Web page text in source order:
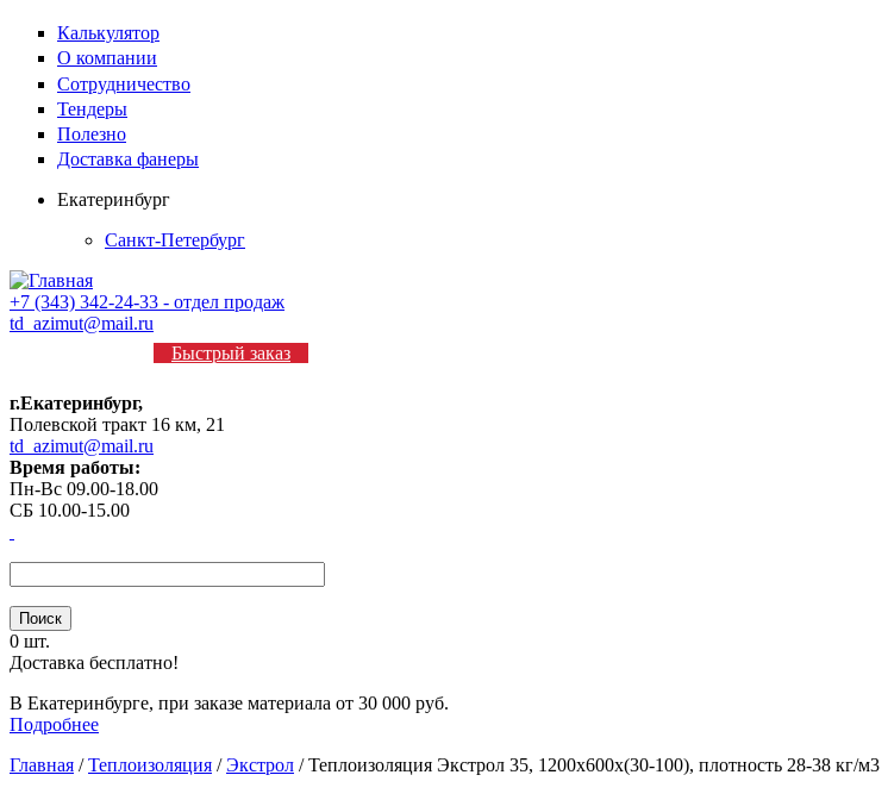
Калькулятор
О компании
Сотрудничество
Тендеры
Полезно
Доставка фанеры
Екатеринбург
Санкт-Петербург
+7 (343) 342-24-33 - отдел продаж
td_azimut@mail.ru
Быстрый заказ
г.Екатеринбург,
Полевской тракт 16 км, 21
td_azimut@mail.ru
Время работы:
Пн-Вс 09.00-18.00
СБ 10.00-15.00
0 шт.
Доставка бесплатно!
В Екатеринбурге, при заказе материала от 30 000 руб.
Подробнее
Главная /Теплоизоляция /Экстрол /Теплоизоляция Экстрол 35, 1200х600х(30-100), плотность 28-38 кг/м3